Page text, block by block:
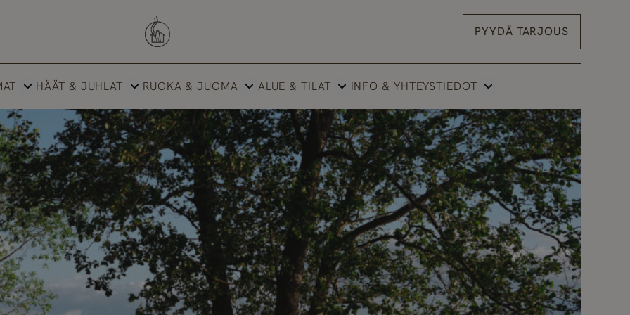
PYYDÄ TARJOUS
HÄÄT & JUHLAT RUOKA & JUOMA ALUE & TILAT INFO & YHTEYSTIEDOT